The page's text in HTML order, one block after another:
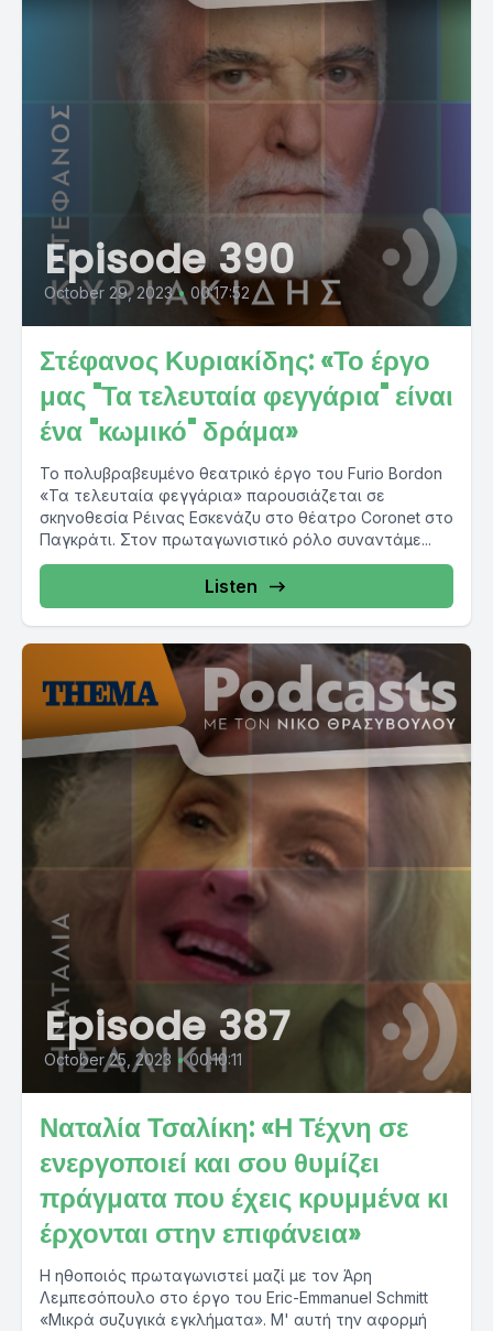
Episode 390
October 29, 2023 • 00:17:52
Στέφανος Κυριακίδης: «Το έργο
μας "Τα τελευταία φεγγάρια" είναι
ένα "κωμικό" δράμα»
Το πολυβραβευμένο θεατρικό έργο του Furio Bordon
«Τα τελευταία φεγγάρια» παρουσιάζεται σε
σκηνοθεσία Ρέινας Εσκενάζυ στο θέατρο Coronet στο
Παγκράτι. Στον πρωταγωνιστικό ρόλο συναντάμε...
Listen
Episode 387
October 25, 2023 • 00:10:11
Ναταλία Τσαλίκη: «Η Τέχνη σε
ενεργοποιεί και σου θυμίζει
πράγματα που έχεις κρυμμένα κι
έρχονται στην επιφάνεια»
Η ηθοποιός πρωταγωνιστεί μαζί με τον Άρη
Λεμπεσόπουλο στο έργο του Eric-Emmanuel Schmitt
«Mικρά συζυγικά εγκλήματα». Μ' αυτή την αφορμή